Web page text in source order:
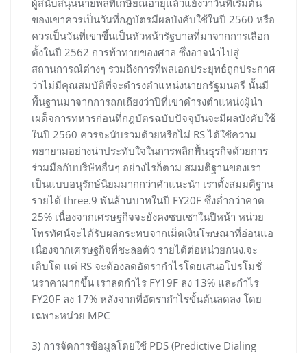
ผู้สนับสนุนนายพลที่เกษียณอายุแล้วแย้งว่าวันที่เริ่มต้น
ของเขาควรเป็นวันที่กฎบัตรมีผลบังคับใช้ในปี 2560 หรือ
ควรเป็นวันที่เขาขึ้นเป็นหัวหน้ารัฐบาลที่มาจากการเลือก
ตั้งในปี 2562 การท้าทายของศาล ซึ่งอาจนำไปสู่
สถานการณ์ต่างๆ รวมถึงการที่พลเอกประยุทธ์ถูกประกาศ
ว่าไม่มีคุณสมบัติที่จะดำรงตำแหน่งนายกรัฐมนตรี นั้นมี
พื้นฐานมาจากการถกเถียงว่าปีที่เขาดำรงตำแหน่งผู้นำ
เผด็จการทหารก่อนที่กฎบัตรฉบับปัจจุบันจะมีผลบังคับใช้
ในปี 2560 ควรจะนับรวมด้วยหรือไม่ RS ได้ใช้ความ
พยายามอย่างน่าประทับใจในการพลิกฟื้นธุรกิจด้วยการ
ร่วมมือกับบริษัทอื่นๆ อย่างไรก็ตาม สมมติฐานของเรา
เป็นแบบอนุรักษ์นิยมมากกว่าคำแนะนำ เราตั้งสมมติฐาน
รายได้ three.9 พันล้านบาทในปี FY20F ซึ่งต่ำกว่าคาด
25% เนื่องจากเศรษฐกิจจะยังคงซบเซาในปีหน้า หน่วย
โทรทัศน์จะได้รับผลกระทบจากเม็ดเงินโฆษณาที่อ่อนแอ
เนื่องจากเศรษฐกิจที่ชะลอตัว รายได้ต่อหน่วยกนง.จะ
เติบโต แต่ RS จะต้องลดอัตรากำไรโดยเสนอโปรโมชั่
นราคามากขึ้น เราลดกำไร FY19F ลง 13% และกำไร
FY20F ลง 17% หลังจากที่อัตรากำไรขั้นต้นลดลง โดย
เฉพาะหน่วย MPC
3) การจัดการข้อมูลโดยใช้ PDS (Predictive Dialing